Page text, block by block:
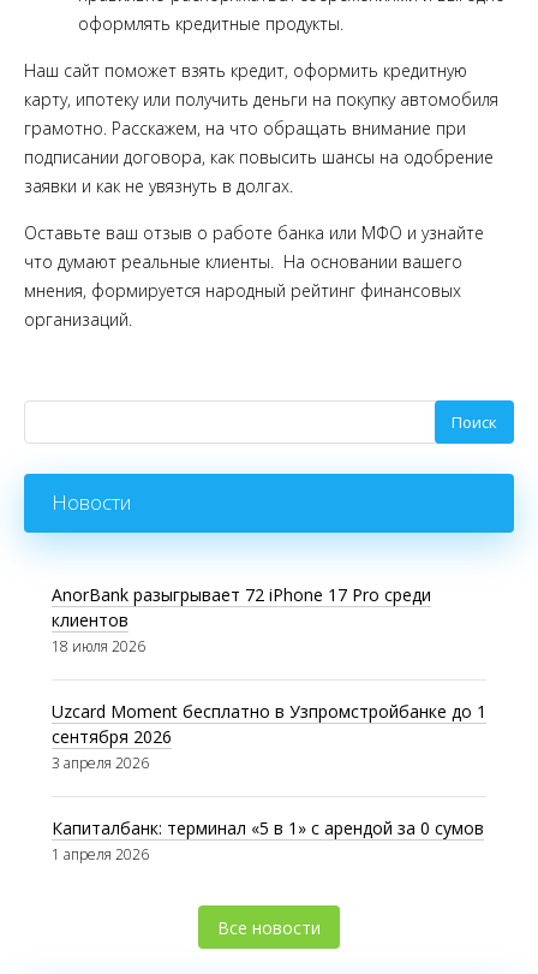
оформлять кредитные продукты.
Наш сайт поможет взять кредит, оформить кредитную
карту, ипотеку или получить деньги на покупку автомобиля
грамотно. Расскажем, на что обращать внимание при
подписании договора, как повысить шансы на одобрение
заявки и как не увязнуть в долгах.
Оставьте ваш отзыв о работе банка или МФО и узнайте
что думают реальные клиенты. На основании вашего
мнения, формируется народный рейтинг финансовых
организаций.
Новости
AnorBank разыгрывает 72 iPhone 17 Pro среди
клиентов
18 июля 2026
Uzcard Moment бесплатно в Узпромстройбанке до 1
сентября 2026
3 апреля 2026
Капиталбанк: терминал «5 в 1» с арендой за 0 сумов
1 апреля 2026
Все новости